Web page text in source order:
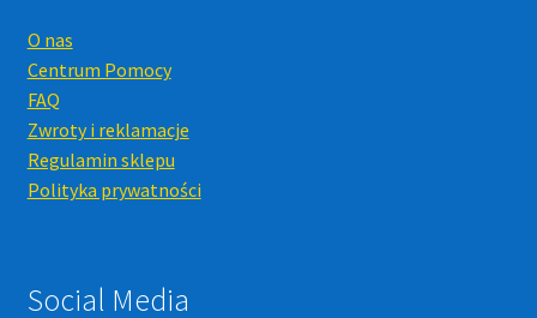
O nas
Centrum Pomocy
FAQ
Zwroty i reklamacje
Regulamin sklepu
Polityka prywatności
Social Media